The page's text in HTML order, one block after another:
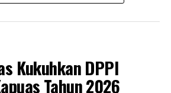
ujarnya.
karakter tersebut selaras
Pramuka Penggalang Garuda.
pembinaan ketat para anggota yang
menjadi teladan.
Kukuhkan DPPI
Tahun 2026